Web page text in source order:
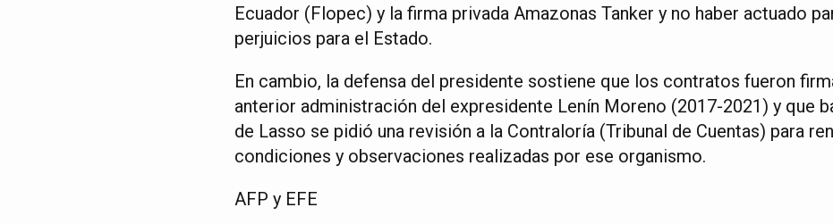
Ecuador (Flopec) y la firma privada Amazonas Tanker y no haber actuado
perjuicios para el Estado.
En cambio, la defensa del presidente sostiene que los contratos fueron
anterior administración del expresidente Lenín Moreno (2017-2021) y que
de Lasso se pidió una revisión a la Contraloría (Tribunal de Cuentas) para
condiciones y observaciones realizadas por ese organismo.
AFP y EFE